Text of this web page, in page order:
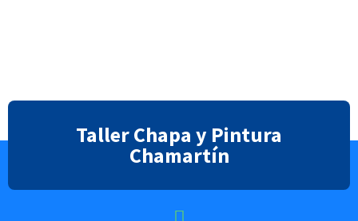
Taller Chapa y Pintura
Chamartín